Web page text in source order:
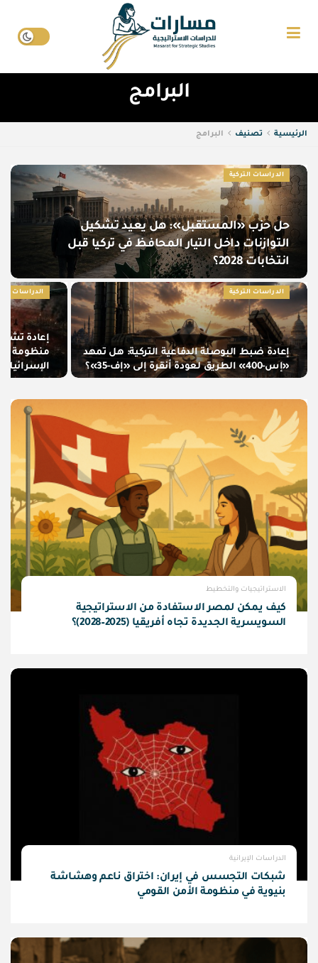
البرامج
الرئيسية تصنيف البرامج
الدراسات التركية
حل حزب «المستقبل»: هل يعيد تشكيل
التوازنات داخل التيار المحافظ في تركيا قبل
انتخابات 2028؟
الدراسات التركية
إعادة ضبط البوصلة الدفاعية التركية: هل تمهد
«إس-400» الطريق لعودة أنقرة إلى «إف-35»؟
الدراسات
إعادة
منظومة
الاستراتيجيات والتخطيط
كيف يمكن لمصر الاستفادة من الاستراتيجية
السويسرية الجديدة تجاه أفريقيا (2025–2028)؟
الدراسات الإيرانية
شبكات التجسس في إيران: اختراق ناعم وهشاشة
بنيوية في منظومة الأمن القومي